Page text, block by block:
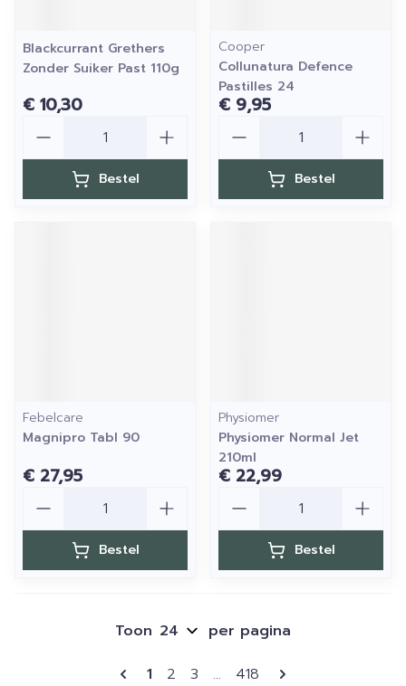
Blackcurrant Grethers
Zonder Suiker Past 110g
€ 10,30
Bestel
Cooper
Collunatura Defence
Pastilles 24
€ 9,95
Bestel
Febelcare
Magnipro Tabl 90
€ 27,95
Bestel
Physiomer
Physiomer Normal Jet
210ml
€ 22,99
Bestel
Pagina's
U lees momenteel pagina
1 Pagina
2 Pagina
3 ... Pagina
418
Toon per pagina